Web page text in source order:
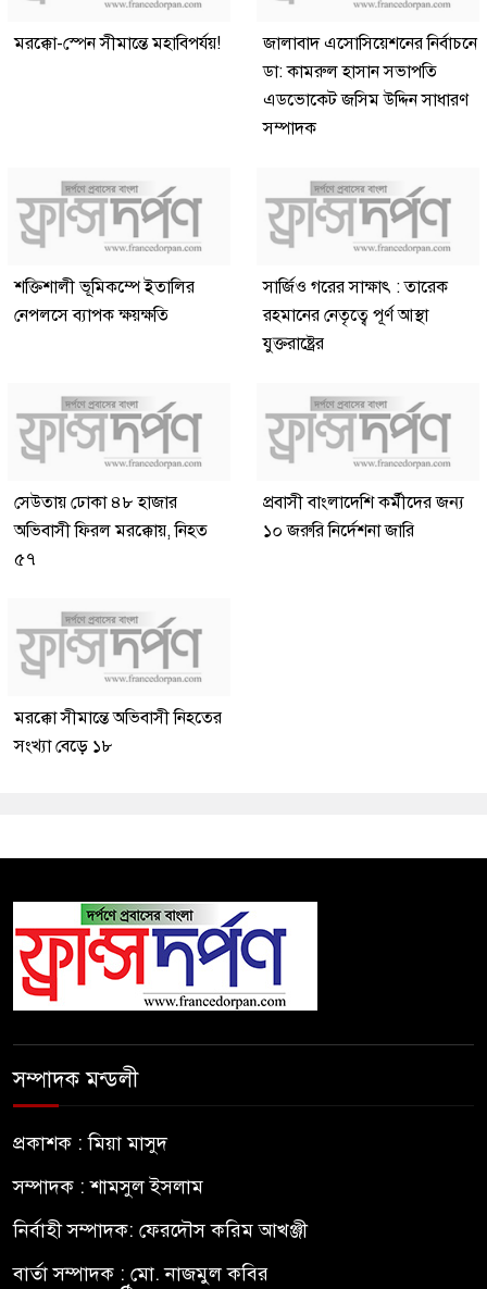
মরক্কো-স্পেন সীমান্তে মহাবিপর্যয়!
জালাবাদ এসোসিয়েশনের নির্বাচনে
ডা: কামরুল হাসান সভাপতি
এডভোকেট জসিম উদ্দিন সাধারণ
সম্পাদক
শক্তিশালী ভূমিকম্পে ইতালির
নেপলসে ব্যাপক ক্ষয়ক্ষতি
সার্জিও গরের সাক্ষাৎ : তারেক
রহমানের নেতৃত্বে পূর্ণ আস্থা
যুক্তরাষ্ট্রের
সেউতায় ঢোকা ৪৮ হাজার
অভিবাসী ফিরল মরক্কোয়, নিহত
৫৭
প্রবাসী বাংলাদেশি কর্মীদের জন্য
১০ জরুরি নির্দেশনা জারি
মরক্কো সীমান্তে অভিবাসী নিহতের
সংখ্যা বেড়ে ১৮
সম্পাদক মন্ডলী
প্রকাশক : মিয়া মাসুদ
সম্পাদক : শামসুল ইসলাম
নির্বাহী সম্পাদক: ফেরদৌস করিম আখঞ্জী
বার্তা সম্পাদক : মো. নাজমুল কবির